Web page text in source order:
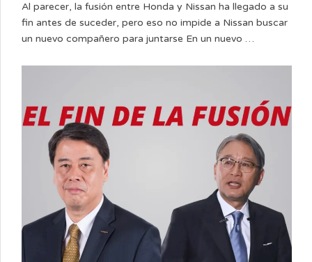
Al parecer, la fusión entre Honda y Nissan ha llegado a su
fin antes de suceder, pero eso no impide a Nissan buscar
un nuevo compañero para juntarse En un nuevo …